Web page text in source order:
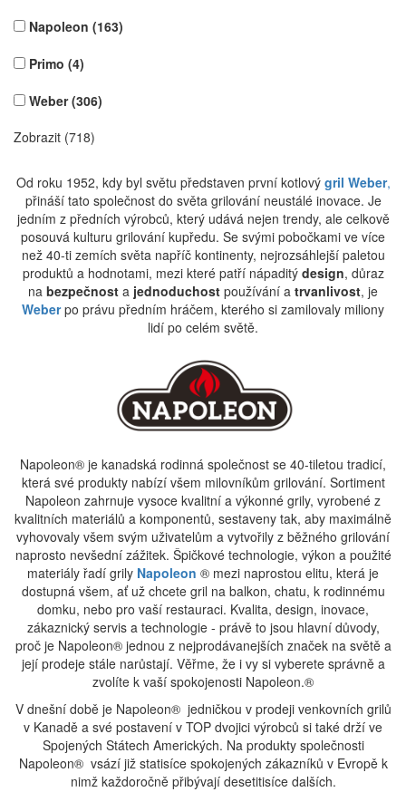
Napoleon (163)
Primo (4)
Weber(306)
Zobrazit (718)
Od roku 1952, kdy byl světu představen první kotlový gril Weber,
přináší tato společnost do světa grilování neustálé inovace. Je
jedním z předních výrobců, který udává nejen trendy, ale celkově
posouvá kulturu grilování kupředu. Se svými pobočkami ve více
než 40-ti zemích světa napříč kontinenty, nejrozsáhlejší paletou
produktů a hodnotami, mezi které patří nápaditý design, důraz
na bezpečnost a jednoduchost používání a trvanlivost, je
Weber po právu předním hráčem, kterého si zamilovaly miliony
lidí po celém světě.
Napoleon® je kanadská rodinná společnost se 40-tiletou tradicí,
která své produkty nabízí všem milovníkům grilování. Sortiment
Napoleon zahrnuje vysoce kvalitní a výkonné grily, vyrobené z
kvalitních materiálů a komponentů, sestaveny tak, aby maximálně
vyhovovaly všem svým uživatelům a vytvořily z běžného grilování
naprosto nevšední zážitek. Špičkové technologie, výkon a použité
materiály řadí grily Napoleon ® mezi naprostou elitu, která je
dostupná všem, ať už chcete gril na balkon, chatu, k rodinnému
domku, nebo pro vaší restauraci. Kvalita, design, inovace,
zákaznický servis a technologie - právě to jsou hlavní důvody,
proč je Napoleon® jednou z nejprodávanejších značek na světě a
její prodeje stále narůstají. Věřme, že i vy si vyberete správně a
zvolíte k vaší spokojenosti Napoleon.®
V dnešní době je Napoleon® jedničkou v prodeji venkovních grilů
v Kanadě a své postavení v TOP dvojici výrobců si také drží ve
Spojených Státech Amerických. Na produkty společnosti
Napoleon® vsází již statisíce spokojených zákazníků v Evropě k
nimž každoročně přibývají desetitisíce dalších.